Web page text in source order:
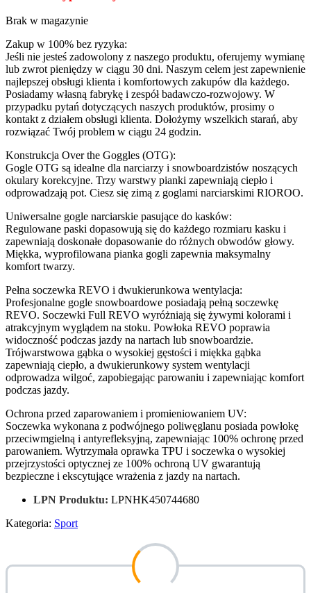
Brak w magazynie
Zakup w 100% bez ryzyka:
Jeśli nie jesteś zadowolony z naszego produktu, oferujemy wymianę
lub zwrot pieniędzy w ciągu 30 dni. Naszym celem jest zapewnienie
najlepszej obsługi klienta i komfortowych zakupów dla każdego.
Posiadamy własną fabrykę i zespół badawczo-rozwojowy. W
przypadku pytań dotyczących naszych produktów, prosimy o
kontakt z działem obsługi klienta. Dołożymy wszelkich starań, aby
rozwiązać Twój problem w ciągu 24 godzin.
Konstrukcja Over the Goggles (OTG):
Gogle OTG są idealne dla narciarzy i snowboardzistów noszących
okulary korekcyjne. Trzy warstwy pianki zapewniają ciepło i
odprowadzają pot. Ciesz się zimą z goglami narciarskimi RIOROO.
Uniwersalne gogle narciarskie pasujące do kasków:
Regulowane paski dopasowują się do każdego rozmiaru kasku i
zapewniają doskonałe dopasowanie do różnych obwodów głowy.
Miękka, wyprofilowana pianka gogli zapewnia maksymalny
komfort twarzy.
Pełna soczewka REVO i dwukierunkowa wentylacja:
Profesjonalne gogle snowboardowe posiadają pełną soczewkę
REVO. Soczewki Full REVO wyróżniają się żywymi kolorami i
atrakcyjnym wyglądem na stoku. Powłoka REVO poprawia
widoczność podczas jazdy na nartach lub snowboardzie.
Trójwarstwowa gąbka o wysokiej gęstości i miękka gąbka
zapewniają ciepło, a dwukierunkowy system wentylacji
odprowadza wilgoć, zapobiegając parowaniu i zapewniając komfort
podczas jazdy.
Ochrona przed zaparowaniem i promieniowaniem UV:
Soczewka wykonana z podwójnego poliwęglanu posiada powłokę
przeciwmgielną i antyrefleksyjną, zapewniając 100% ochronę przed
parowaniem. Wytrzymała oprawka TPU i soczewka o wysokiej
przejrzystości optycznej ze 100% ochroną UV gwarantują
bezpieczne i ekscytujące wrażenia z jazdy na nartach.
LPN Produktu: LPNHK450744680
Kategoria: Sport